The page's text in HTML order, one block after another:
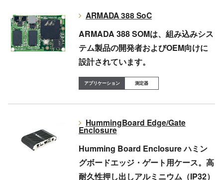
ARMADA 388 SoC
ARMADA 388 SOMは、組み込みシス
テム製品の開発者およびOEM向けに
設計されています。
測定器
HummingBoard Edge/Gate
Enclosure
Humming Board Enclosure ハミン
グボードエッジ・ゲート用ケース。高
耐久性押し出しアルミニウム（IP32）